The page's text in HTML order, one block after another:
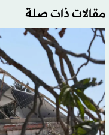
مقالات ذات صلة